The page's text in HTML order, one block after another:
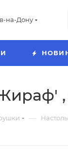
на-Дону
,
—